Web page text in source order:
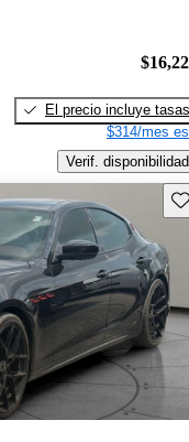
El precio incluye tasas
$314/mes
Verif. disponibilidad